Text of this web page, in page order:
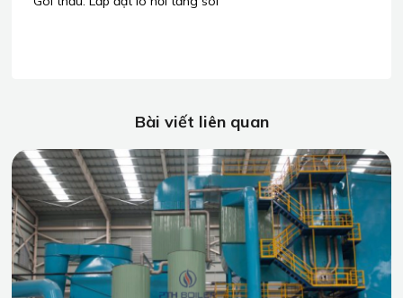
Bài viết liên quan